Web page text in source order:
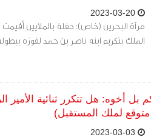
مرآة البحرين (خاص): حفلة بالملايين
الملك بتكريم ابنه ناصر بن حمد لفوزه ببطولة كأس
بل أخوه: هل تتكرر ثنائية الأمير
متوقع لملك المستقبل)